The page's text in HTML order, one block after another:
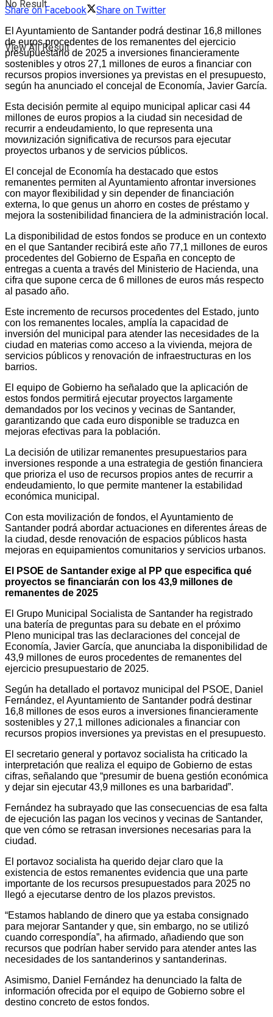
No Result
View All Result
Share on Facebook Share on Twitter
El Ayuntamiento de Santander podrá destinar 16,8 millones
de euros procedentes de los remanentes del ejercicio
presupuestario de 2025 a inversiones financieramente
sostenibles y otros 27,1 millones de euros a financiar con
recursos propios inversiones ya previstas en el presupuesto,
según ha anunciado el concejal de Economía, Javier García.
Esta decisión permite al equipo municipal aplicar casi 44
millones de euros propios a la ciudad sin necesidad de
recurrir a endeudamiento, lo que representa una
movилización significativa de recursos para ejecutar
proyectos urbanos y de servicios públicos.
El concejal de Economía ha destacado que estos
remanentes permiten al Ayuntamiento afrontar inversiones
con mayor flexibilidad y sin depender de financiación
externa, lo que genus un ahorro en costes de préstamo y
mejora la sostenibilidad financiera de la administración local.
La disponibilidad de estos fondos se produce en un contexto
en el que Santander recibirá este año 77,1 millones de euros
procedentes del Gobierno de España en concepto de
entregas a cuenta a través del Ministerio de Hacienda, una
cifra que supone cerca de 6 millones de euros más respecto
al pasado año.
Este incremento de recursos procedentes del Estado, junto
con los remanentes locales, amplía la capacidad de
inversión del municipal para atender las necesidades de la
ciudad en materias como acceso a la vivienda, mejora de
servicios públicos y renovación de infraestructuras en los
barrios.
El equipo de Gobierno ha señalado que la aplicación de
estos fondos permitirá ejecutar proyectos largamente
demandados por los vecinos y vecinas de Santander,
garantizando que cada euro disponible se traduzca en
mejoras efectivas para la población.
La decisión de utilizar remanentes presupuestarios para
inversiones responde a una estrategia de gestión financiera
que prioriza el uso de recursos propios antes de recurrir a
endeudamiento, lo que permite mantener la estabilidad
económica municipal.
Con esta movilización de fondos, el Ayuntamiento de
Santander podrá abordar actuaciones en diferentes áreas de
la ciudad, desde renovación de espacios públicos hasta
mejoras en equipamientos comunitarios y servicios urbanos.
El PSOE de Santander exige al PP que especifica qué
proyectos se financiarán con los 43,9 millones de
remanentes de 2025
El Grupo Municipal Socialista de Santander ha registrado
una batería de preguntas para su debate en el próximo
Pleno municipal tras las declaraciones del concejal de
Economía, Javier García, que anunciaba la disponibilidad de
43,9 millones de euros procedentes de remanentes del
ejercicio presupuestario de 2025.
Según ha detallado el portavoz municipal del PSOE, Daniel
Fernández, el Ayuntamiento de Santander podrá destinar
16,8 millones de esos euros a inversiones financieramente
sostenibles y 27,1 millones adicionales a financiar con
recursos propios inversiones ya previstas en el presupuesto.
El secretario general y portavoz socialista ha criticado la
interpretación que realiza el equipo de Gobierno de estas
cifras, señalando que “presumir de buena gestión económica
y dejar sin ejecutar 43,9 millones es una barbaridad”.
Fernández ha subrayado que las consecuencias de esa falta
de ejecución las pagan los vecinos y vecinas de Santander,
que ven cómo se retrasan inversiones necesarias para la
ciudad.
El portavoz socialista ha querido dejar claro que la
existencia de estos remanentes evidencia que una parte
importante de los recursos presupuestados para 2025 no
llegó a ejecutarse dentro de los plazos previstos.
“Estamos hablando de dinero que ya estaba consignado
para mejorar Santander y que, sin embargo, no se utilizó
cuando correspondía”, ha afirmado, añadiendo que son
recursos que podrían haber servido para atender antes las
necesidades de los santanderinos y santanderinas.
Asimismo, Daniel Fernández ha denunciado la falta de
información ofrecida por el equipo de Gobierno sobre el
destino concreto de estos fondos.